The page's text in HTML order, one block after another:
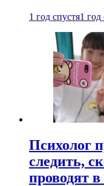
1 год спустя1 год
Психолог
следить,
проводят в